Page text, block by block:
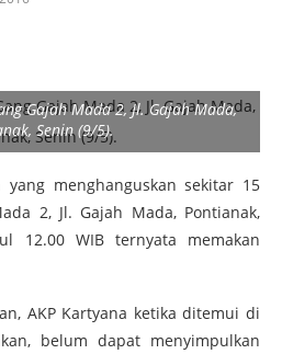
Gajah Mada 2, Jl. Gajah Mada,
Senin (9/5).
yang menghanguskan sekitar 15
2, Jl. Gajah Mada, Pontianak,
12.00 WIB ternyata memakan
AKP Kartyana ketika ditemui di
belum dapat menyimpulkan